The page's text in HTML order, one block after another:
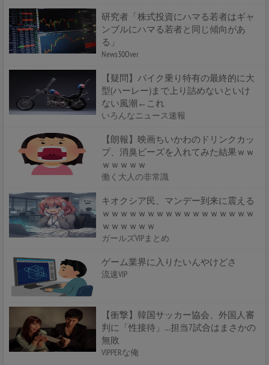
研究者「株式投資にハマる若者はギャ
ンブルにハマる若者と同じ傾向があ
る」
News30Over
【疑問】バイク乗り特有の最終的に大
型(ハーレー)まで上り詰めないといけ
ない風潮←これ
いろんなニュース速報
【朗報】映画ちいかわのドリンクカッ
プ、消臭ビーズを入れてみた結果ｗｗ
ｗｗｗｗｗ
働く大人の非常識
キオクシア民、マンデー到来に震える
ｗｗｗｗｗｗｗｗｗｗｗｗｗｗｗｗｗ
ｗｗｗｗｗｗ
ガールズVIPまとめ
ゲーム業界に入りたいんやけどさ
流速VIP
【衝撃】韓国サッカー協会、外国人審
判に「性接待」…担当7試合はまさかの
無敗
VIPPERな俺